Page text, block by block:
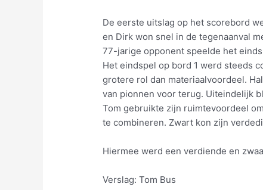
De eerste uitslag op het scorebord
en Dirk won snel in de tegenaanval
77-jarige opponent speelde het
Het eindspel op bord 1 werd steeds
grotere rol dan materiaalvoordeel.
van pionnen voor terug. Uiteindelijk
Tom gebruikte zijn ruimtevoordeel
te combineren. Zwart kon zijn
Hiermee werd een verdiende en
Verslag: Tom Bus